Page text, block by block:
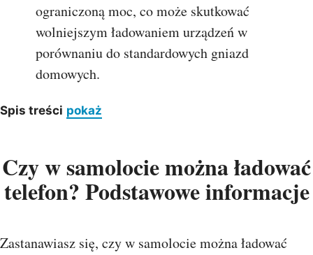
ograniczoną moc, co może skutkować
wolniejszym ładowaniem urządzeń w
porównaniu do standardowych gniazd
domowych.
Spis treści pokaż
Czy w samolocie można ładować
telefon? Podstawowe informacje
Zastanawiasz się, czy w samolocie można ładować